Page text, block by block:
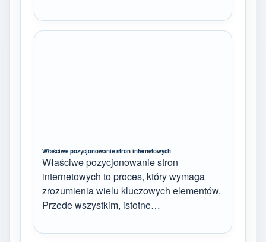
Właściwe pozycjonowanie stron internetowych
Właściwe pozycjonowanie stron
internetowych to proces, który wymaga
zrozumienia wielu kluczowych elementów.
Przede wszystkim, istotne…